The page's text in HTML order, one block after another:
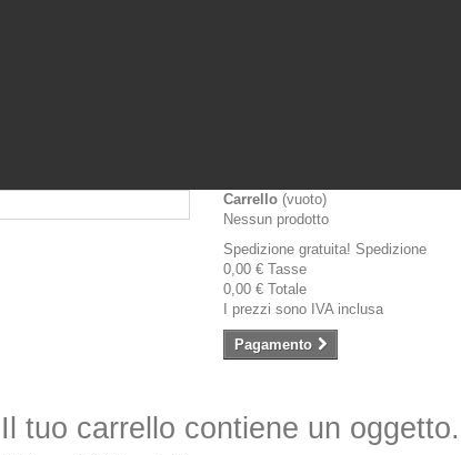
Carrello (vuoto)
Nessun prodotto
Spedizione gratuita! Spedizione
0,00 € Tasse
0,00 € Totale
I prezzi sono IVA inclusa
Pagamento
Il tuo carrello contiene un oggetto.